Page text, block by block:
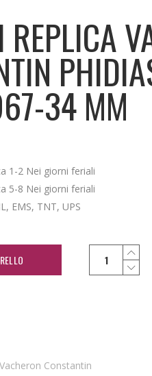
REPLICA
34 MM
1-2 Nei giorni feriali
5-8 Nei giorni feriali
EMS, TNT, UPS
Vacheron Constantin